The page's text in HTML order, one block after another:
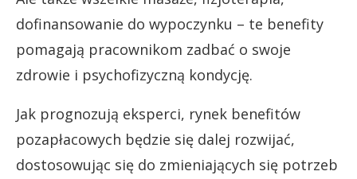
dofinansowanie do wypoczynku – te benefity
pomagają pracownikom zadbać o swoje
zdrowie i psychofizyczną kondycję.
Jak prognozują eksperci, rynek benefitów
pozapłacowych będzie się dalej rozwijać,
dostosowując się do zmieniających się potrzeb